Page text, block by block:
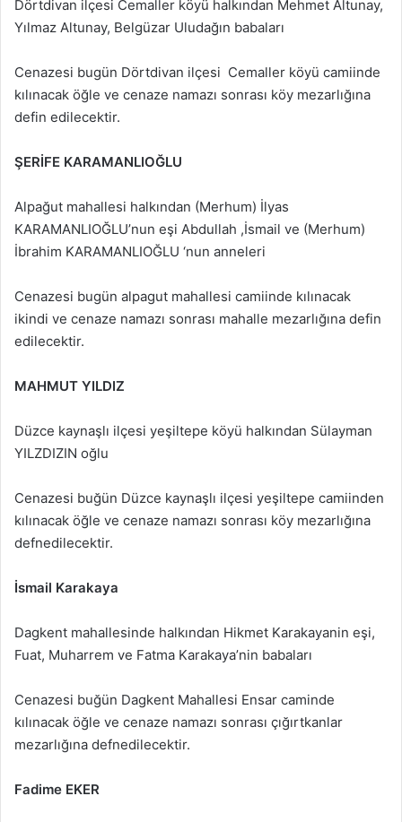
Dörtdivan ilçesi Cemaller köyü halkından Mehmet Altunay,
Yılmaz Altunay, Belgüzar Uludağın babaları
Cenazesi bugün Dörtdivan ilçesi Cemaller köyü camiinde
kılınacak öğle ve cenaze namazı sonrası köy mezarlığına
defin edilecektir.
ŞERİFE KARAMANLIOĞLU
Alpağut mahallesi halkından (Merhum) İlyas
KARAMANLIOĞLU’nun eşi Abdullah ,İsmail ve (Merhum)
İbrahim KARAMANLIOĞLU ‘nun anneleri
Cenazesi bugün alpagut mahallesi camiinde kılınacak
ikindi ve cenaze namazı sonrası mahalle mezarlığına defin
edilecektir.
MAHMUT YILDIZ
Düzce kaynaşlı ilçesi yeşiltepe köyü halkından Sülayman
YILZDIZIN oğlu
Cenazesi buğün Düzce kaynaşlı ilçesi yeşiltepe camiinden
kılınacak öğle ve cenaze namazı sonrası köy mezarlığına
defnedilecektir.
İsmail Karakaya
Dagkent mahallesinde halkından Hikmet Karakayanin eşi,
Fuat, Muharrem ve Fatma Karakaya’nin babaları
Cenazesi buğün Dagkent Mahallesi Ensar caminde
kılınacak öğle ve cenaze namazı sonrası çığırtkanlar
mezarlığına defnedilecektir.
Fadime EKER